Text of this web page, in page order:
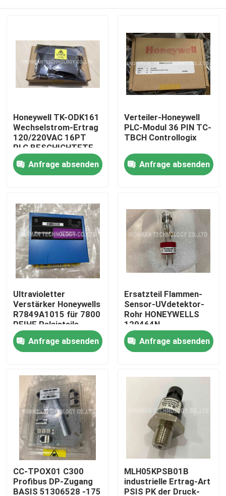
Nach Hause
Über uns
Kontakte
Produkte
Plc-Steuereinheit
Prüfer Honeywells HC900
Modul Honeywells FSC
Honeywell verkabeln Produkte
Honeywell-Batterie-Satz
Honeywell TK-ODK161
Wechselstrom-Ertrag
120/220VAC 16PT
PLC BESCHICHTETE
analoger Modul-I O
Anfrage absenden
Verteiler-Honeywell
PLC-Modul 36 PIN TC-
TBCH Controllogix
Anfrage absenden
Ultravioletter
Verstärker Honeywells
R7849A1015 für 7800
REIHE Relaisteile
Anfrage absenden
Ersatzteil Flammen-
Sensor-UVdetektor-
Rohr HONEYWELLS
129464N
Anfrage absenden
CC-TPOX01 C300
Profibus DP-Zugang
BASIS 51306528 -175
MLH05KPSB01B
industrielle Ertrag-Art
PSIS PK der Druck-